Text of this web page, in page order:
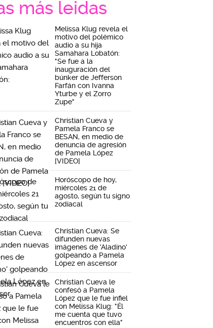
más leidas
Melissa Klug revela el
motivo del polémico
audio a su hija
Samahara Lobatón:
"Se fue a la
inauguración del
búnker de Jefferson
Farfán con Ivanna
Yturbe y el Zorro
Zupe"
Christian Cueva y
Pamela Franco se
BESAN, en medio de
denuncia de agresión
de Pamela López
[VIDEO]
Horóscopo de hoy,
miércoles 21 de
agosto, según tu signo
zodiacal
Christian Cueva: Se
difunden nuevas
imágenes de 'Aladino'
golpeando a Pamela
López en ascensor
Christian Cueva le
confesó a Pamela
López que le fue infiel
con Melissa Klug: "Él
me cuenta que tuvo
encuentros con ella"